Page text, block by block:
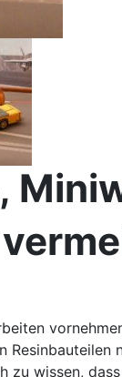
wissen,